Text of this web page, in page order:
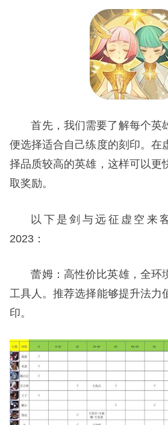
首先，我们需要了解每个英
便选择适合自己练度的刻印。在
择品质较高的英雄，这样可以更
取奖励。
以下是剑与远征虚空来
2023：
蕾姆：高性价比英雄，全环
工具人。推荐选择能够提升法力
印。